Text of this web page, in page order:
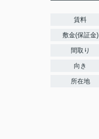
賃料
敷金(保証金)
間取り
向き
所在地